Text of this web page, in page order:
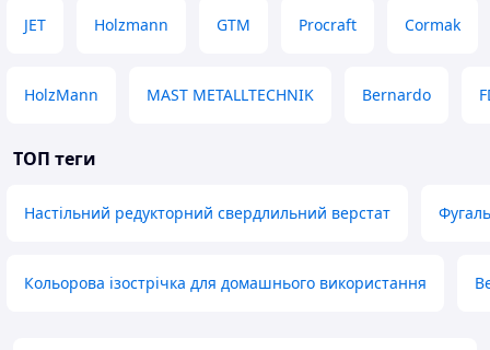
JET Holzmann GTM Procraft Cormak
HolzMann MAST METALLTECHNIK Bernardo
ТОП теги
Настільний редукторний свердлильний верстат
Кольорова ізострічка для домашнього використання